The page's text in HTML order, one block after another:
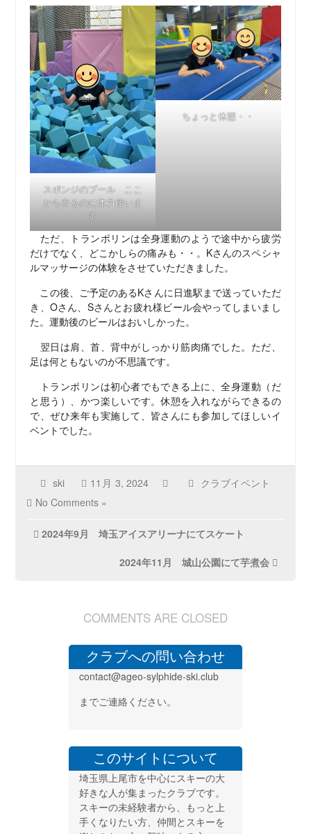
スポンジのプール ここ
から出るのに体力使いま
す
ちょっと休憩・・
ただ、トランポリンは全身運動のようで途中から疲労
だけでなく、どこかしらの痛みも・・。Kさんのスペシャ
ルマッサージの体験をさせていただきました。
この後、ご予定のあるKさんに日進駅まで送っていただ
き、Oさん、Sさんとお疲れ様ビール会やってしまいまし
た。運動後のビールはおいしかった。
翌日は肩、首、背中がしっかり筋肉痛でした。ただ、
足は何ともないのが不思議です。
トランポリンは初心者でもできる上に、全身運動（だ
と思う）、かつ楽しいです。休憩を入れながらできるの
で、ぜひ来年も実施して、皆さんにも参加してほしいイ
ベントでした。
ski 11月 3, 2024
クラブイベント
No Comments »
投2024年9月 埼玉アイスアリーナにてスケート
2024年11月 城山公園にて芋煮会
COMMENTS ARE CLOSED
クラブへの問い合わせ
contact@ageo-sylphide-ski.club
までご連絡ください。
このサイトについて
埼玉県上尾市を中心にスキーの大
好きな人が集まったクラブです。
スキーの未経験者から、もっと上
手くなりたい方、仲間とスキーを